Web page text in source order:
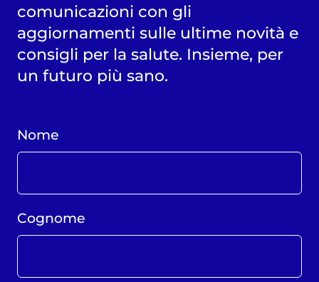
comunicazioni con gli
aggiornamenti sulle ultime novità e
consigli per la salute. Insieme, per
un futuro più sano.
Nome
Cognome